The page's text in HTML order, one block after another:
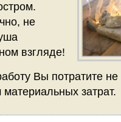
не
взгляде!
Вы потратите
затрат.